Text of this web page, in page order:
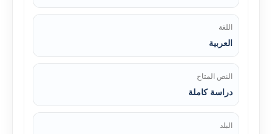
اللغة
العربية
النص المتاح
دراسة كاملة
البلد